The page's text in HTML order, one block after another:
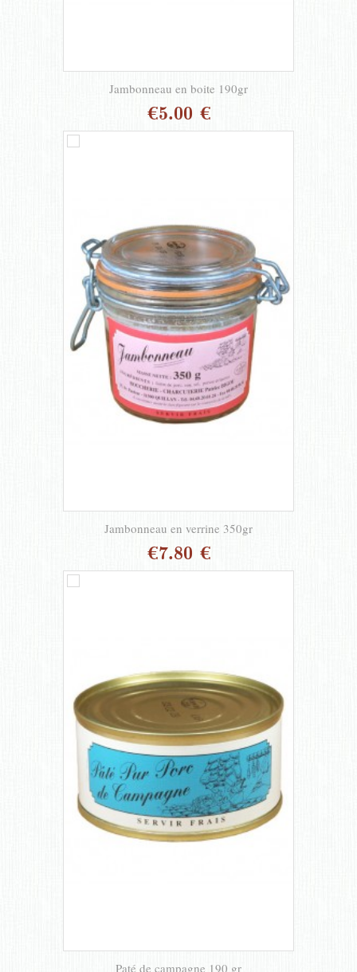
Jambonneau en boite 190gr
€5.00 €
Jambonneau en verrine 350gr
€7.80 €
Paté de campagne 190 gr